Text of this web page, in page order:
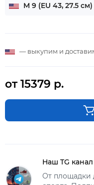
M 9 (EU 43, 27.5 см)
— выкупим и
от 15379 р.
Наш TG
От площадки